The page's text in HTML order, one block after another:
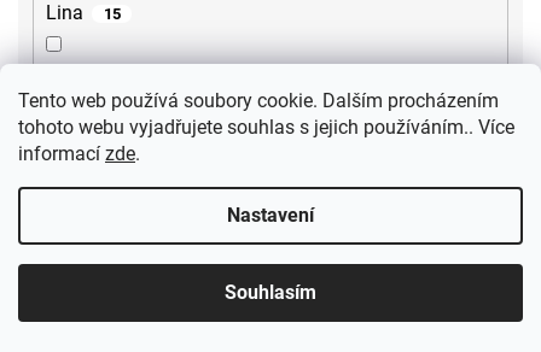
Tento web používá soubory cookie. Dalším procházením
tohoto webu vyjadřujete souhlas s jejich používáním.. Více
informací zde.
Nastavení
Souhlasím
Lina 15
2